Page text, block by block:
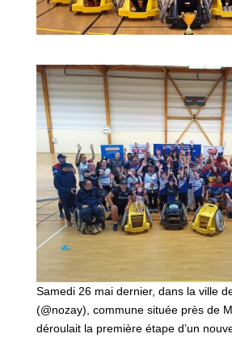
Samedi 26 mai dernier, dans la ville
(@nozay), commune située près de
déroulait la première étape d’un